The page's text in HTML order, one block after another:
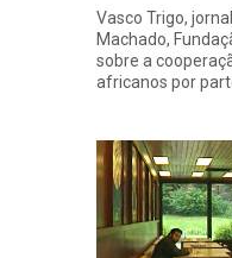
Vasco Trigo,
Machado,
sobre a
africanos por